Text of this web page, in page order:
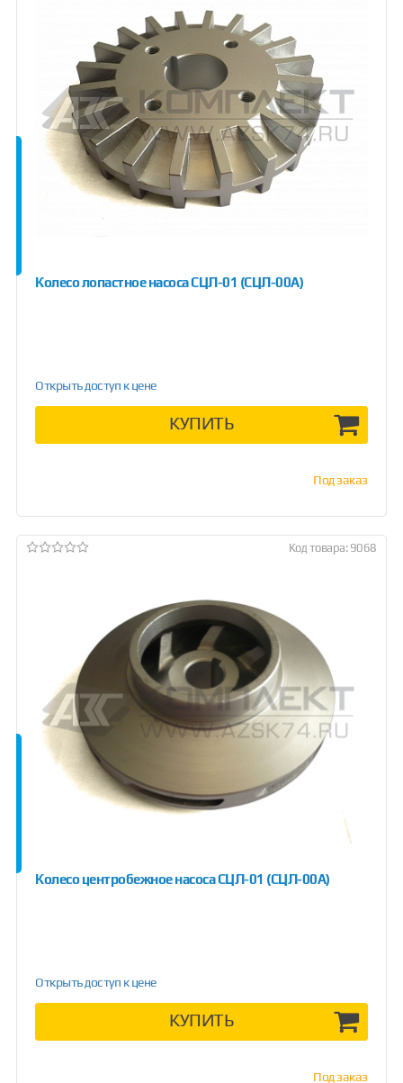
Колесо лопастное насоса СЦЛ-01 (СЦЛ-00А)
Открыть доступ к цене
КУПИТЬ
Под заказ
Код товара: 9068
Колесо центробежное насоса СЦЛ-01 (СЦЛ-00А)
Открыть доступ к цене
КУПИТЬ
Под заказ